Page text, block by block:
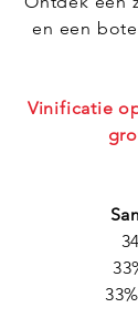
en een
Vinificatie